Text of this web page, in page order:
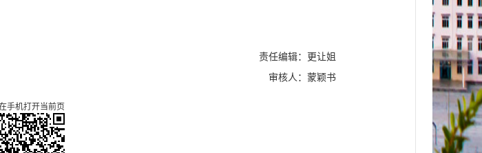
责任编辑：更让姐
审核人：蒙颖书
手机打开当前页